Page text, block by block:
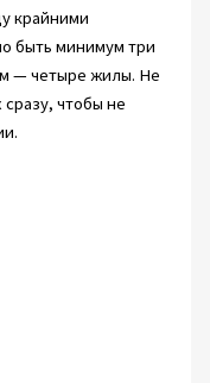
крайними
быть минимум три
— четыре жилы. Не
чтобы не